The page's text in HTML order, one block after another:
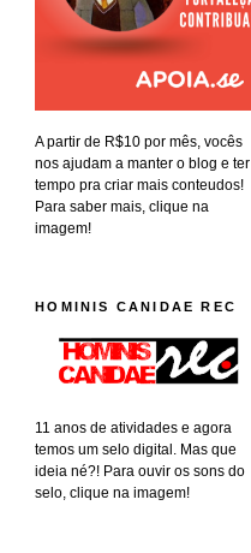
A partir de R$10 por mês, vocês
nos ajudam a manter o blog e ter
tempo pra criar mais conteudos!
Para saber mais, clique na
imagem!
HOMINIS CANIDAE REC
11 anos de atividades e agora
temos um selo digital. Mas que
ideia né?! Para ouvir os sons do
selo, clique na imagem!